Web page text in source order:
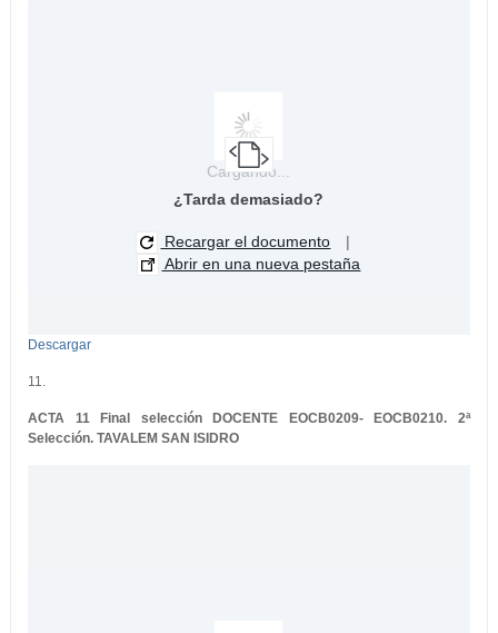
Cargando...
¿Tarda demasiado?
Recargar el documento
|
Abrir en una nueva pestaña
Descargar
11.
ACTA 11 Final selección DOCENTE EOCB0209- EOCB0210. 2ª
Selección. TAVALEM SAN ISIDRO